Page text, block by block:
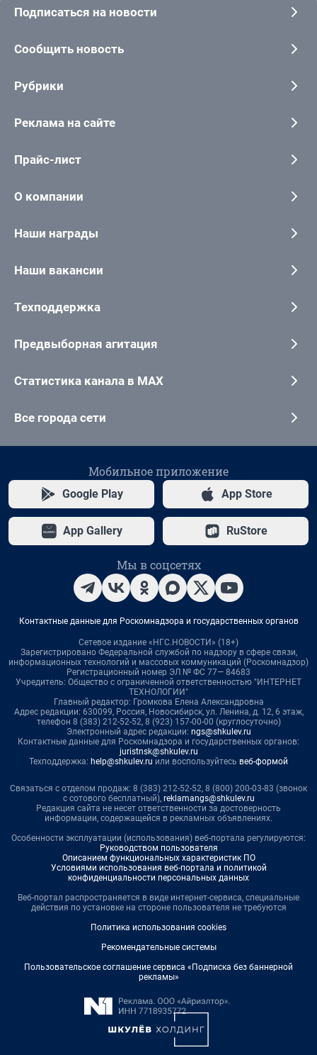
Подписаться на новости
Сообщить новость
Рубрики
Реклама на сайте
Прайс-лист
О компании
Наши награды
Наши вакансии
Техподдержка
Предвыборная агитация
Статистика канала в MAX
Все города сети
Мобильное приложение
Google Play App Store
App Gallery RuStore
Мы в соцсетях
Контактные данные для Роскомнадзора и государственных органов
Сетевое издание «НГС.НОВОСТИ» (18+)
Зарегистрировано Федеральной службой по надзору в сфере связи,
информационных технологий и массовых коммуникаций (Роскомнадзор)
Регистрационный номер ЭЛ № ФС 77— 84683
Учредитель: Общество с ограниченной ответственностью "ИНТЕРНЕТ
ТЕХНОЛОГИИ"
Главный редактор: Громкова Елена Александровна
Адрес редакции: 630099, Россия, Новосибирск, ул. Ленина, д. 12, 6 этаж,
телефон 8 (383) 212-52-52, 8 (923) 157-00-00 (круглосуточно)
Электронный адрес редакции: ngs@shkulev.ru
Контактные данные для Роскомнадзора и государственных органов:
juristnsk@shkulev.ru
Техподдержка: help@shkulev.ru или воспользуйтесь веб-формой
Связаться с отделом продаж: 8 (383) 212-52-52, 8 (800) 200-03-83 (звонок
с сотового бесплатный), reklamangs@shkulev.ru
Редакция сайта не несет ответственности за достоверность
информации, содержащейся в рекламных объявлениях.
Особенности эксплуатации (использования) веб-портала регулируются:
Руководством пользователя
Описанием функциональных характеристик ПО
Условиями использования веб-портала и политикой
конфиденциальности персональных данных
Веб-портал распространяется в виде интернет-сервиса, специальные
действия по установке на стороне пользователя не требуются
Политика использования cookies
Рекомендательные системы
Пользовательское соглашение сервиса «Подписка без баннерной
рекламы»